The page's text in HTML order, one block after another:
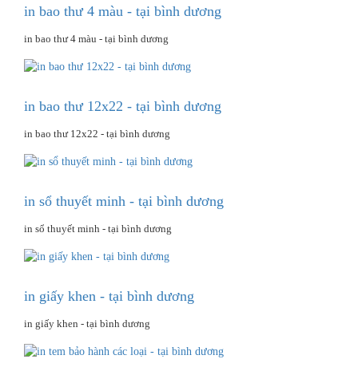
in bao thư 4 màu - tại bình dương
in bao thư 4 màu - tại bình dương
in bao thư 12x22 - tại bình dương
in bao thư 12x22 - tại bình dương
in sổ thuyết minh - tại bình dương
in sổ thuyết minh - tại bình dương
in giấy khen - tại bình dương
in giấy khen - tại bình dương